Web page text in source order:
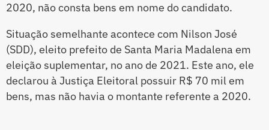
2020, não consta bens em nome do candidato.
Situação semelhante acontece com Nilson José
(SDD), eleito prefeito de Santa Maria Madalena em
eleição suplementar, no ano de 2021. Este ano, ele
declarou à Justiça Eleitoral possuir R$ 70 mil em
bens, mas não havia o montante referente a 2020.